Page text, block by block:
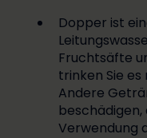
Dopper ist
Fruchtsäfte
trinken Sie
Andere
Verwendung